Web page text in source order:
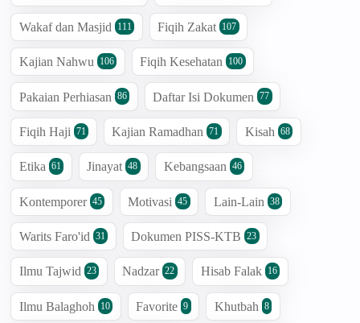
Wakaf dan Masjid 111 Fiqih Zakat 107
Kajian Nahwu 106 Fiqih Kesehatan 100
Pakaian Perhiasan 86 Daftar Isi Dokumen 77
Fiqih Haji 71 Kajian Ramadhan 71 Kisah 68
Etika 61 Jinayat 48 Kebangsaan 46
Kontemporer 45 Motivasi 45 Lain-Lain 38
Warits Faro'id 31 Dokumen PISS-KTB 23
Ilmu Tajwid 23 Nadzar 22 Hisab Falak 16
Ilmu Balaghoh 10 Favorite 9 Khutbah 8